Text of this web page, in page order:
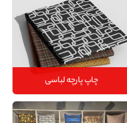
چاپ پارچه لباسی